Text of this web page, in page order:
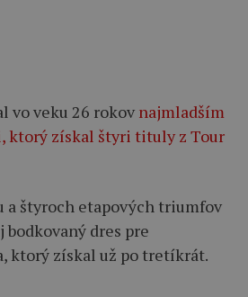
vo veku 26 rokov najmladším
ktorý získal štyri tituly z Tour
a štyroch etapových triumfov
bodkovaný dres pre
ktorý získal už po tretíkrát.